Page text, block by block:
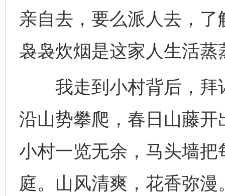
亲自去，要么派人去，
袅袅炊烟是这家人生活
我走到小村背后，拜
沿山势攀爬，春日山藤
小村一览无余，马头墙
庭。山风清爽，花香弥